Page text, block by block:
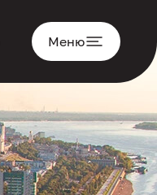
Меню